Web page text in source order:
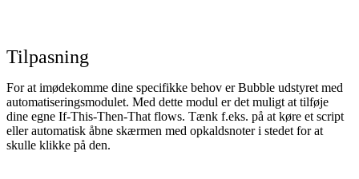
Tilpasning
For at imødekomme dine specifikke behov er Bubble udstyret med
automatiseringsmodulet. Med dette modul er det muligt at tilføje
dine egne If-This-Then-That flows. Tænk f.eks. på at køre et script
eller automatisk åbne skærmen med opkaldsnoter i stedet for at
skulle klikke på den.